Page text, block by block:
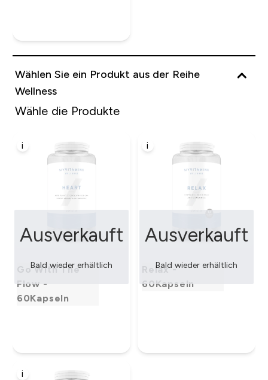
Wählen Sie ein Produkt aus der Reihe
Wellness
Wähle die Produkte
i
Go With The
Flow -
60Kapseln
Ausverkauft
Bald wieder erhältlich
i
Relax -
60Kapseln
Ausverkauft
Bald wieder erhältlich
i